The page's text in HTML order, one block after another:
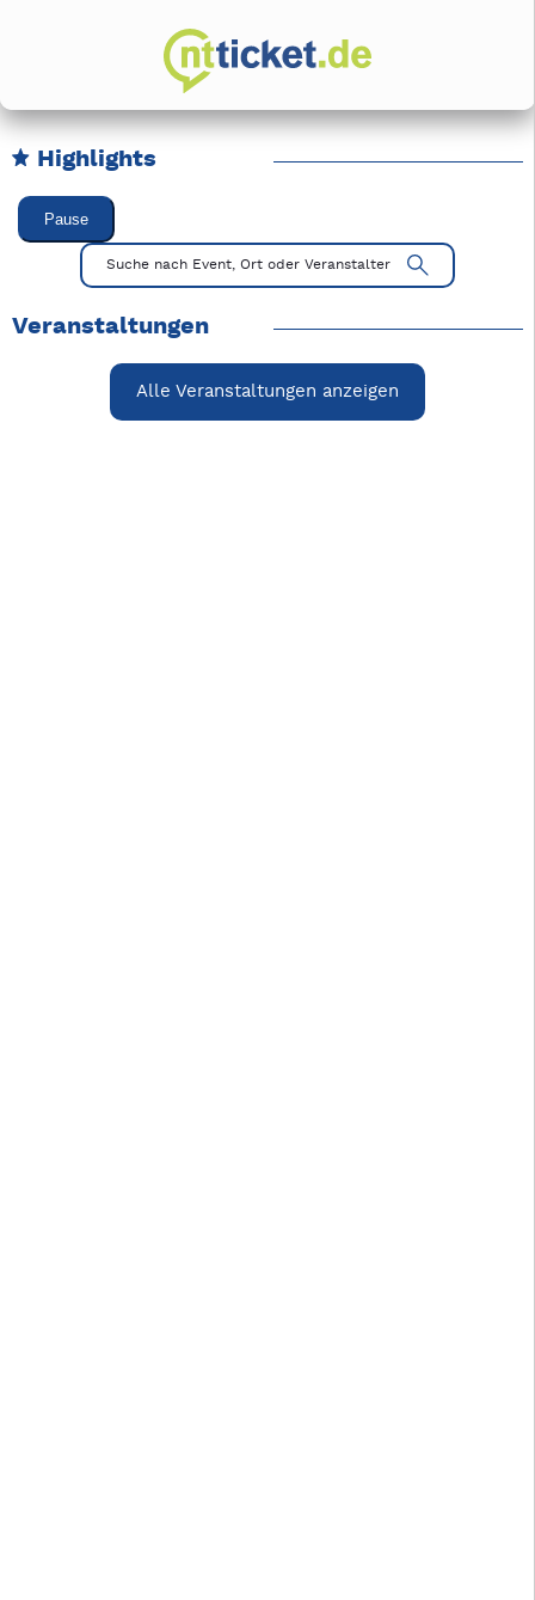
Highlights
Karussell Veranstaltungen überspringen
Pause
Mit Tab zu den Steuerelementen wechseln. Mit Pfeiltasten
Suche nach Event, Ort oder Veranstalter
Veranstaltungen
Alle Veranstaltungen anzeigen